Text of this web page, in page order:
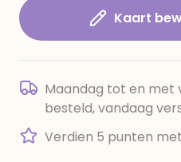
Kaart
Maandag tot en met
besteld, vandaag
Verdien 5 punten